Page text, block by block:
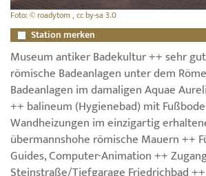
Foto: © roadytom , cc by-sa 3.0
Station merken
Museum antiker Badekultur ++ sehr
römische Badeanlagen unter dem
Badeanlagen im damaligen Aquae
++ balineum (Hygienebad) mit
Wandheizungen im einzigartig
übermannshohe römische Mauern ++
Guides, Computer-Animation ++